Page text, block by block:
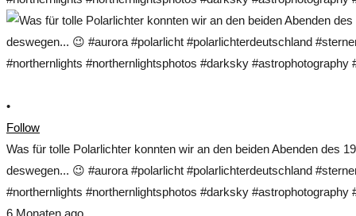
•
Follow
Was für tolle Polarlichter konnten wir an den beiden Abenden des
deswegen... 😉 #aurora #polarlicht #polarlichterdeutschland
#northernlights #northernlightsphotos #darksky
6 Monaten ago